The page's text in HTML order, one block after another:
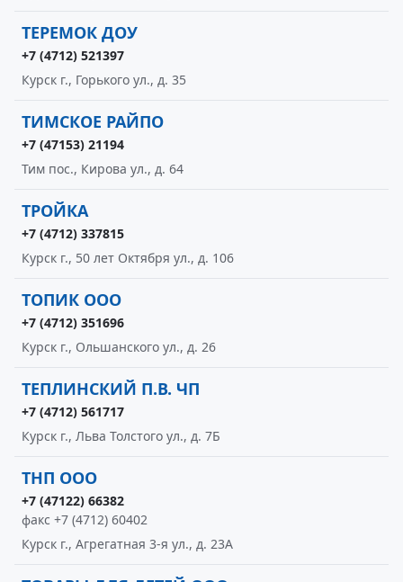
ТЕРЕМОК ДОУ
+7 (4712) 521397
Курск г., Горького ул., д. 35
ТИМСКОЕ РАЙПО
+7 (47153) 21194
Тим пос., Кирова ул., д. 64
ТРОЙКА
+7 (4712) 337815
Курск г., 50 лет Октября ул., д. 106
ТОПИК ООО
+7 (4712) 351696
Курск г., Ольшанского ул., д. 26
ТЕПЛИНСКИЙ П.В. ЧП
+7 (4712) 561717
Курск г., Льва Толстого ул., д. 7Б
ТНП ООО
+7 (47122) 66382
факс +7 (4712) 60402
Курск г., Агрегатная 3-я ул., д. 23А